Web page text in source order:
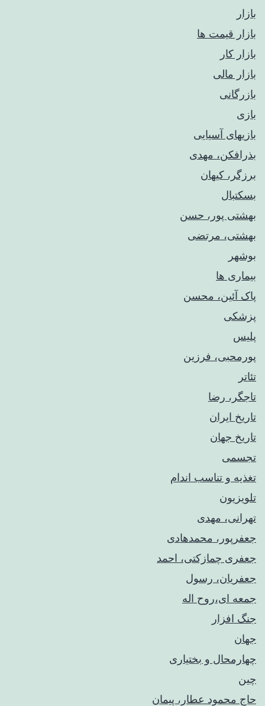
بازار
بازار قیمت ها
بازار کار
بازار مالی
بازرگانی
بازی
بازیهای آسیایی
بذرافکن، مهدی
برزگر، کیهان
بسکتبال
بهشتی پور، حسن
بهشتی، مرتضی
بوشهر
بیماری ها
پاک آئین، محسن
پزشکی
پلیس
پورمحبی، فرزین
تئاتر
تاجگر، رضا
تاریخ ایران
تاریخ جهان
تجسمی
تغذیه و تناسب اندام
تلویزیون
تهرانی، مهدی
جعفرپور، محمدهادی
جعفری چمازکتی، احمد
جعفریان، رسول
جمعه ای،روح اله
جنگ افزار
جهان
چهارمحال و بختیاری
چین
حاج محمود عطار، پیمان